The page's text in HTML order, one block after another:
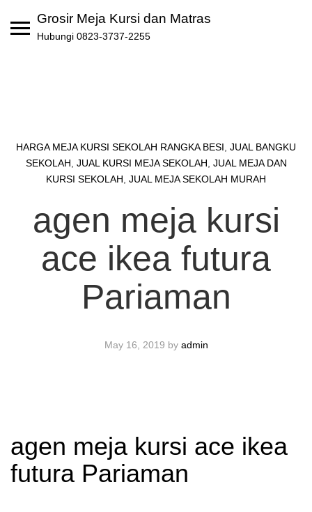
Grosir Meja Kursi dan Matras
Hubungi 0823-3737-2255
HARGA MEJA KURSI SEKOLAH RANGKA BESI JUAL BANGKU
SEKOLAH JUAL KURSI MEJA SEKOLAH JUAL MEJA DAN
KURSI SEKOLAH JUAL MEJA SEKOLAH MURAH
agen meja kursi
ace ikea futura
Pariaman
May 16, 2019 by admin
agen meja kursi ace ikea
futura Pariaman